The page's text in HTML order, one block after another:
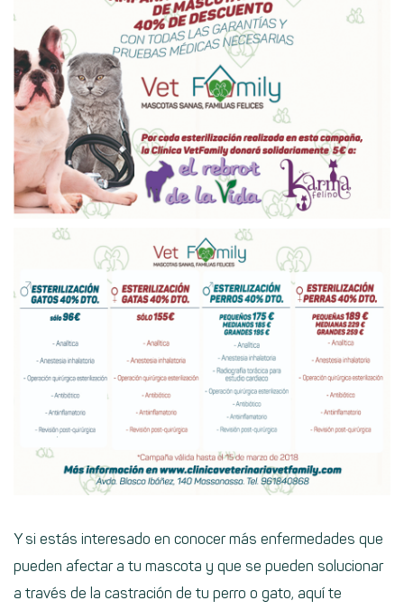
Y si estás interesado en conocer más enfermedades que
pueden afectar a tu mascota y que se pueden solucionar
a través de la castración de tu perro o gato, aquí te